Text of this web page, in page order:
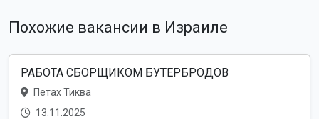
Похожие вакансии в Израиле
РАБОТА СБОРЩИКОМ БУТЕРБРОДОВ
Петах Тиква
13.11.2025